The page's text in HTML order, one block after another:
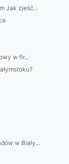
Jak zjeść...
w fir...
w Biały...